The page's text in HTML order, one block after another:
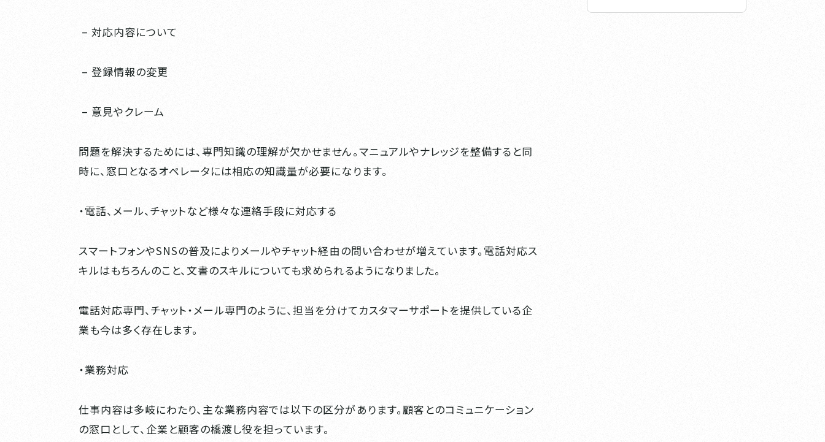
– 対応内容について
– 登録情報の変更
– 意見やクレーム
問題を解決するためには、専門知識の理解が欠かせません。マニュアルやナレッジを整備すると同
時に、窓口となるオペレータには相応の知識量が必要になります。
・電話、メール、チャットなど様々な連絡手段に対応する
スマートフォンやSNSの普及によりメールやチャット経由の問い合わせが増えています。電話対応ス
キルはもちろんのこと、文書のスキルについても求められるようになりました。
電話対応専門、チャット・メール専門のように、担当を分けてカスタマーサポートを提供している企
業も今は多く存在します。
・業務対応
仕事内容は多岐にわたり、主な業務内容では以下の区分があります。顧客とのコミュニケーション
の窓口として、企業と顧客の橋渡し役を担っています。